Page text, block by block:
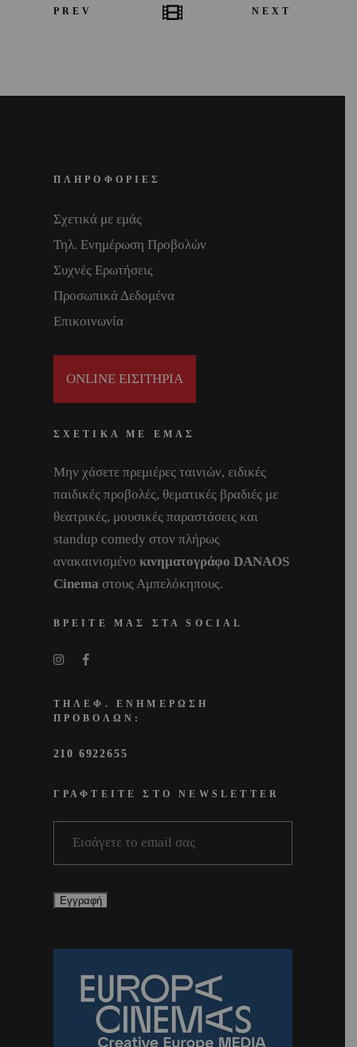
PREV NEXT
ΠΛΗΡΟΦΟΡΙΕΣ
Σχετικά με εμάς
Τηλ. Ενημέρωση Προβολών
Συχνές Ερωτήσεις
Προσωπικά Δεδομένα
Επικοινωνία
ONLINE ΕΙΣΙΤΗΡΙΑ
ΣΧΕΤΙΚΑ ΜΕ ΕΜΑΣ
Μην χάσετε πρεμιέρες ταινιών, ειδικές
παιδικές προβολές, θεματικές βραδιές με
θεατρικές, μουσικές παραστάσεις και
standup comedy στον πλήρως
ανακαινισμένο κινηματογράφο DANAOS
Cinema στους Αμπελόκηπους.
ΒΡΕΙΤΕ ΜΑΣ ΣΤΑ SOCIAL
ΤΗΛΕΦ. ΕΝΗΜΕΡΩΣΗ
ΠΡΟΒΟΛΩΝ:
210 6922655
ΓΡΑΦΤΕΙΤΕ ΣΤΟ NEWSLETTER